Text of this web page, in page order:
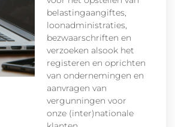
belastingaangiftes,
loonadministraties,
bezwaarschriften en
verzoeken alsook het
registeren en oprichten
van ondernemingen en
aanvragen van
vergunningen voor
onze (inter)nationale